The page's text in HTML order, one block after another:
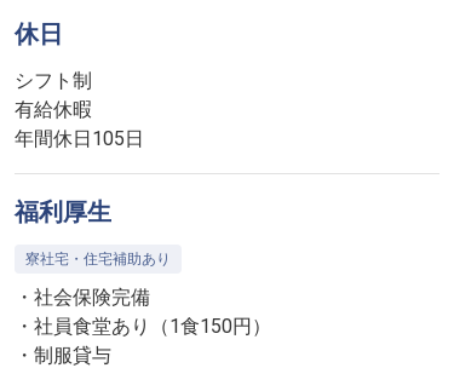
休日
シフト制
有給休暇
年間休日105日
福利厚生
寮社宅・住宅補助あり
・社会保険完備
・社員食堂あり（1食150円）
・制服貸与